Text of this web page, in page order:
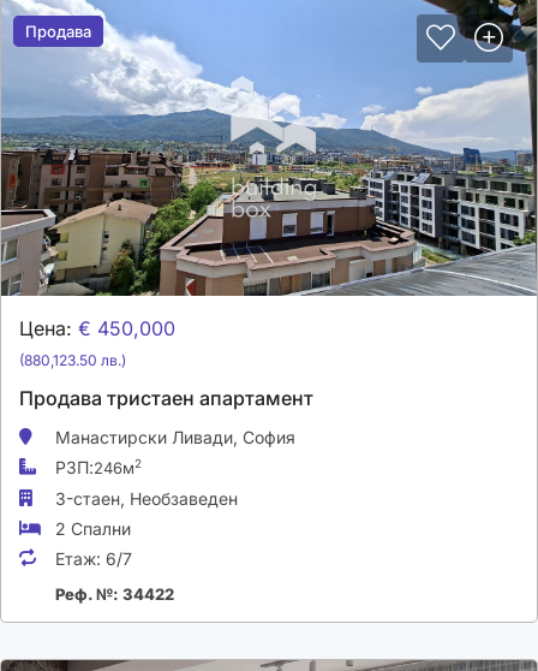
Продава
Продава
Цена: € 450,000
(880,123.50 лв.)
Продава тристаен апартамент
Манастирски Ливади, София
РЗП:246м2
3-стаен, Необзаведен
2 Спални
Етаж: 6/7
Реф. №: 34422